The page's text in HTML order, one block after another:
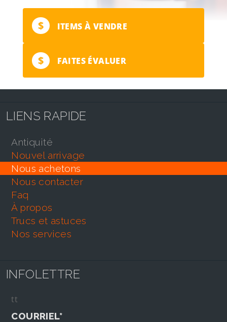
$ ITEMS À VENDRE
$ FAITES ÉVALUER
LIENS RAPIDE
antiquité
nouvel arrivage
nous achetons
nous contacter
faq
À propos
trucs et astuces
nos services
INFOLETTRE
tt
COURRIEL*